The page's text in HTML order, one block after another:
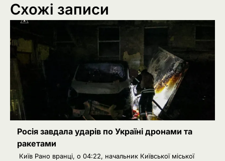
Схожі записи
Росія завдала ударів по Україні дронами та
ракетами
Київ Рано вранці, о 04:22, начальник Київської міської